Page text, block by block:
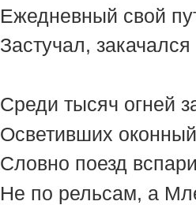
Ежедневный свой
Застучал, закачался
Среди тысяч огней
Осветивших
Словно поезд
Не по рельсам, а